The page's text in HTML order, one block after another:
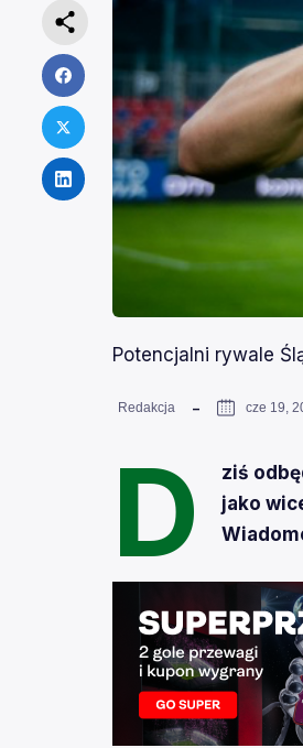
Potencjalni rywale
Redakcja cze 19,
D
ziś
jako